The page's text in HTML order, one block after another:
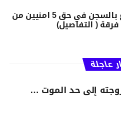
ابطاقة ايداع بالسجن في حق 5 امنيين من
( التفاصيل)
عاجلة
إلى حد الموت …